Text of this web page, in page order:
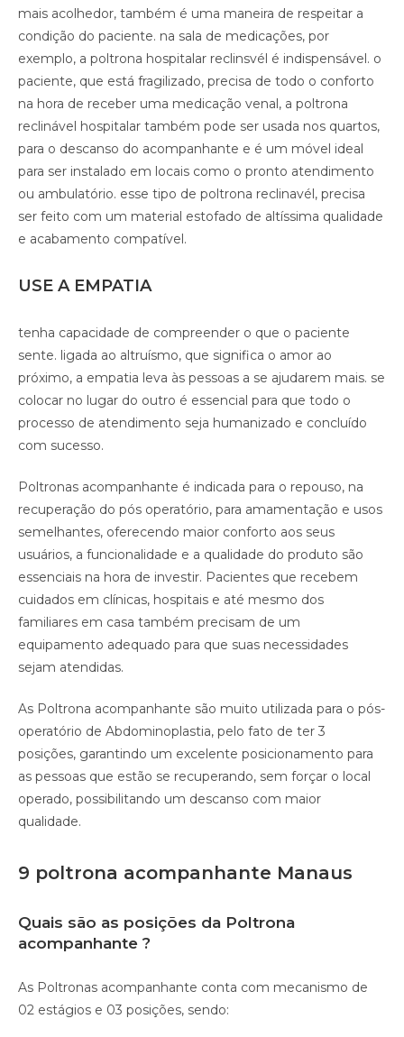
mais acolhedor, também é uma maneira de respeitar a
condição do paciente. na sala de medicações, por
exemplo, a poltrona hospitalar reclinsvél é indispensável. o
paciente, que está fragilizado, precisa de todo o conforto
na hora de receber uma medicação venal, a poltrona
reclinável hospitalar também pode ser usada nos quartos,
para o descanso do acompanhante e é um móvel ideal
para ser instalado em locais como o pronto atendimento
ou ambulatório. esse tipo de poltrona reclinavél, precisa
ser feito com um material estofado de altíssima qualidade
e acabamento compatível.
USE A EMPATIA
tenha capacidade de compreender o que o paciente
sente. ligada ao altruísmo, que significa o amor ao
próximo, a empatia leva às pessoas a se ajudarem mais. se
colocar no lugar do outro é essencial para que todo o
processo de atendimento seja humanizado e concluído
com sucesso.
Poltronas acompanhante é indicada para o repouso, na
recuperação do pós operatório, para amamentação e usos
semelhantes, oferecendo maior conforto aos seus
usuários, a funcionalidade e a qualidade do produto são
essenciais na hora de investir. Pacientes que recebem
cuidados em clínicas, hospitais e até mesmo dos
familiares em casa também precisam de um
equipamento adequado para que suas necessidades
sejam atendidas. ⠀
As Poltrona acompanhante são muito utilizada para o pós-
operatório de Abdominoplastia, pelo fato de ter 3
posições, garantindo um excelente posicionamento para
as pessoas que estão se recuperando, sem forçar o local
operado, possibilitando um descanso com maior
qualidade.⠀
9 poltrona acompanhante Manaus
Quais são as posições da Poltrona
acompanhante ?
As Poltronas acompanhante conta com mecanismo de
02 estágios e 03 posições, sendo: